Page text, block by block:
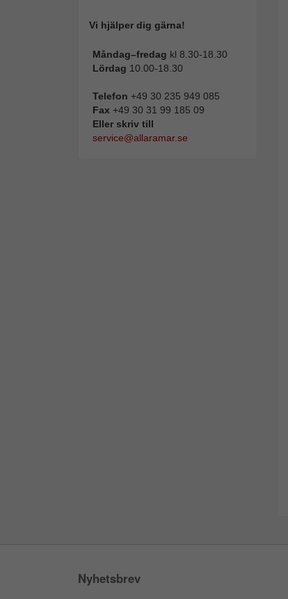
Vi hjälper dig gärna!
Måndag–fredag kl 8.30-18.30
Lördag 10.00-18.30
Telefon +49 30 235 949 085
Fax +49 30 31 99 185 09
Eller skriv till
service@allaramar.se
Nyhetsbrev